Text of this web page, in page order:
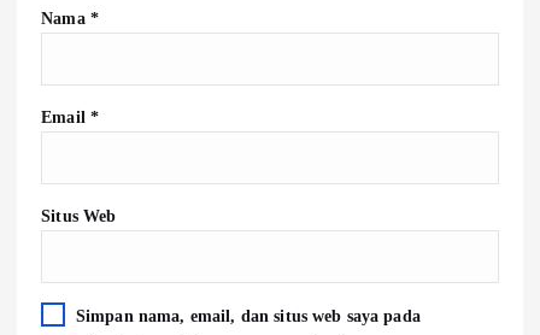
Nama *
Email *
Situs Web
Simpan nama, email, dan situs web saya pada